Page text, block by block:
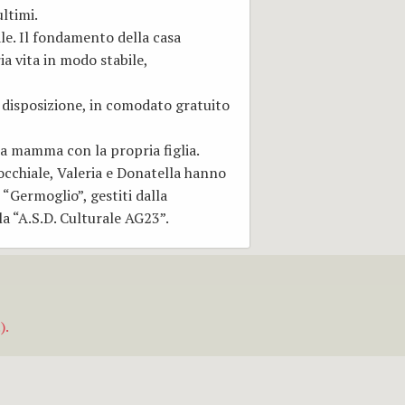
Il fondamento della casa
vita in modo stabile,
in comodato gratuito
mamma con la propria figlia.
Valeria e Donatella hanno
gestiti dalla
Culturale AG23”.